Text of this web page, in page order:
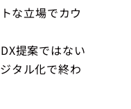
な立場でカウ
提案ではない
タル化で終わ